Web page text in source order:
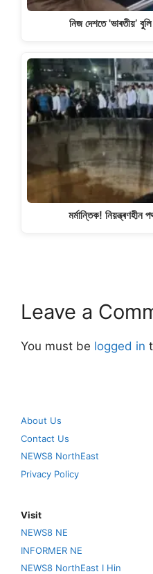
নিজ দেশতে 'ভাৰতীয়’
মৰ্মান্তিক! নিয়ন্ত্ৰণহীন
Leave a
You must be logged in
About Us
Contact Us
NEWS8 NorthEast
Privacy Policy
Visit
NEWS8 NE
INFORMER NE
NEWS8 NorthEast I Hin